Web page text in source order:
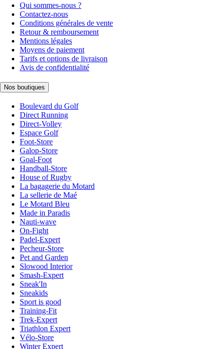
Qui sommes-nous ?
Contactez-nous
Conditions générales de vente
Retour & remboursement
Mentions légales
Moyens de paiement
Tarifs et options de livraison
Avis de confidentialité
Nos boutiques
Boulevard du Golf
Direct Running
Direct-Volley
Espace Golf
Foot-Store
Galop-Store
Goal-Foot
Handball-Store
House of Rugby
La bagagerie du Motard
La sellerie de Maé
Le Motard Bleu
Made in Paradis
Nauti-wave
On-Fight
Padel-Expert
Pecheur-Store
Pet and Garden
Slowood Interior
Smash-Expert
Sneak'In
Sneakids
Sport is good
Training-Fit
Trek-Expert
Triathlon Expert
Vélo-Store
Winter Expert